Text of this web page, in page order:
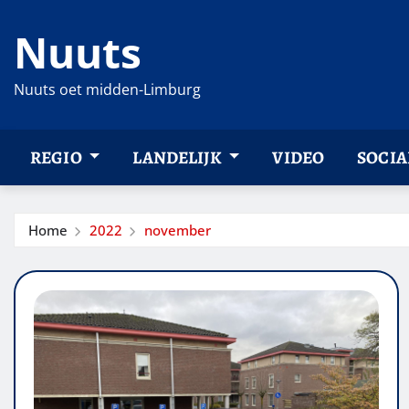
naar
inhoud
Nuuts
Nuuts oet midden-Limburg
REGIO LANDELIJK VIDEO
Home 2022 november